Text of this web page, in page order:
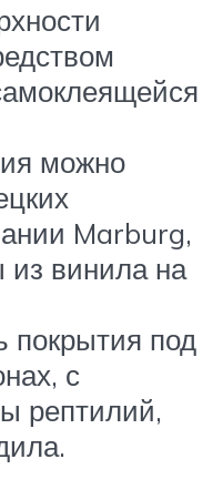
можно
Marburg,
из винила на
покрытия под
с
рептилий,